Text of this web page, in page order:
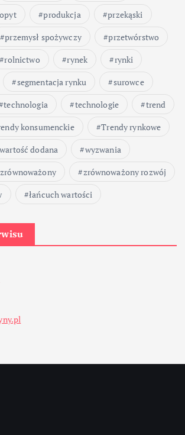
produkcja
przekąski
przemysł spożywczy
przetwórstwo
rolnictwo rynek
rynki
segmentacja rynku
surowce
technologia technologie
trend
konsumenckie
Trendy rynkowe
wartość dodana
wyzwania
zrównoważony
zrównoważony rozwój
łańcuch wartości